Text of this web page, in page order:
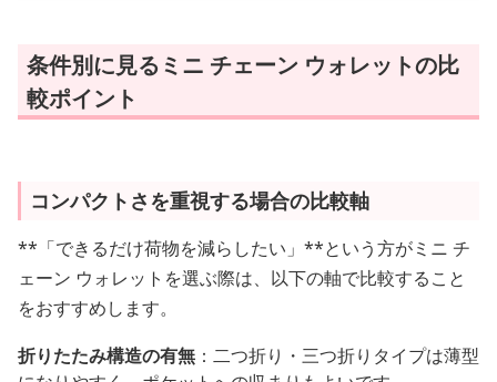
条件別に見るミニ チェーン ウォレットの比
較ポイント
コンパクトさを重視する場合の比較軸
**「できるだけ荷物を減らしたい」**という方がミニ チ
ェーン ウォレットを選ぶ際は、以下の軸で比較すること
をおすすめします。
折りたたみ構造の有無 ：二つ折り・三つ折りタイプは薄型